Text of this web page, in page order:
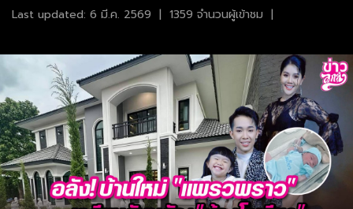
Last updated: 6 มี.ค. 2569 | 1359 จำนวนผู้เข้าชม |